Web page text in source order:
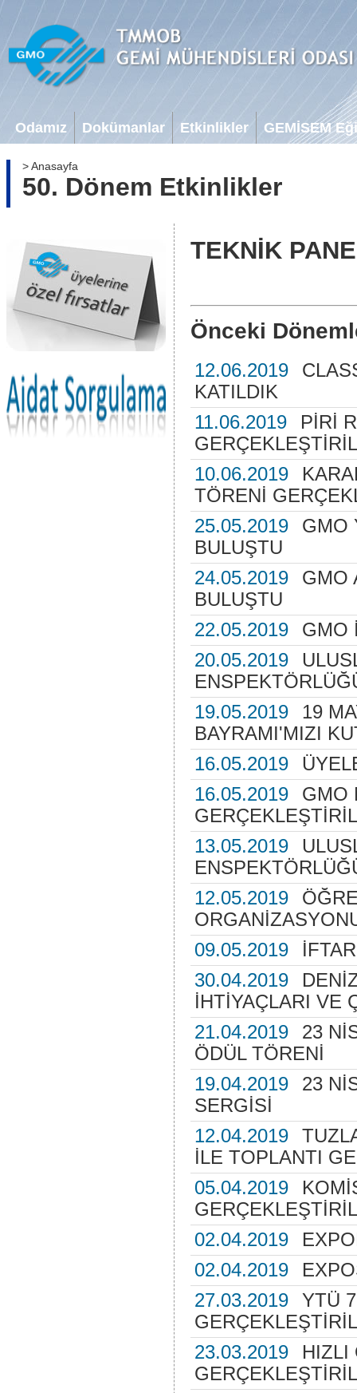
Odamız Dokümanlar Etkinlikler GEMİSEM
> Anasayfa
50. Dönem Etkinlikler
TEKNİK
Önceki
12.06.2019
KATILDIK
11.06.2019
PİRİ
10.06.2019
TÖRENİ
25.05.2019
GMO
BULUŞTU
24.05.2019
GMO
BULUŞTU
22.05.2019
GMO
20.05.2019
19.05.2019
19
BAYRAMI'MIZI
16.05.2019
16.05.2019
GMO
13.05.2019
12.05.2019
09.05.2019
30.04.2019
İHTİYAÇLARI VE
21.04.2019
23
ÖDÜL TÖRENİ
19.04.2019
23
SERGİSİ
12.04.2019
İLE TOPLANTI
05.04.2019
02.04.2019
02.04.2019
27.03.2019
YTÜ
23.03.2019
HIZLI